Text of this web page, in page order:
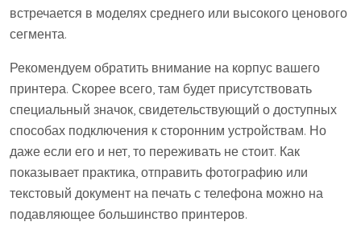
встречается в моделях среднего или высокого ценового
сегмента.
Рекомендуем обратить внимание на корпус вашего
принтера. Скорее всего, там будет присутствовать
специальный значок, свидетельствующий о доступных
способах подключения к сторонним устройствам. Но
даже если его и нет, то переживать не стоит. Как
показывает практика, отправить фотографию или
текстовый документ на печать с телефона можно на
подавляющее большинство принтеров.